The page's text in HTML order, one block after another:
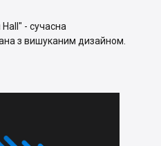
- сучасна
з вишуканим дизайном.